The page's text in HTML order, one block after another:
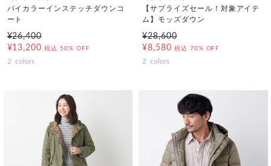
バイカラーインステッチダウンコ
ート
¥26,400
¥13,200 税込 50% OFF
2 colors
【サプライズセール！対象アイテ
ム】モッズダウン
¥28,600
¥8,580 税込 70% OFF
2 colors